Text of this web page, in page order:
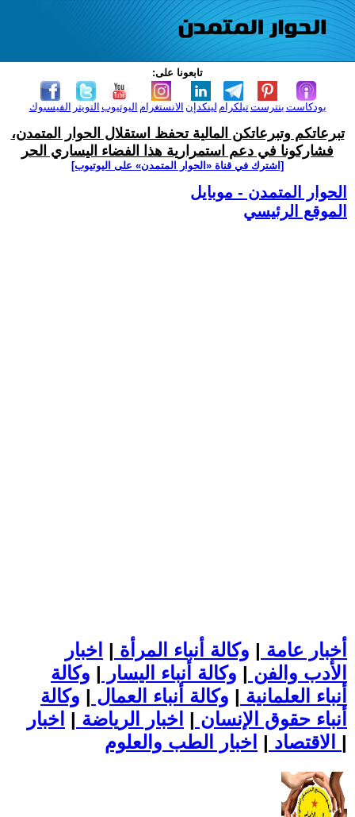
تابعونا على:
الفيسبوك التويتر اليوتيوب الانستغرام لينكدإن تيلكرامبنترست بودكاست
تبرعاتكم وتبرعاتكن المالية تحفظ استقلال الحوار المتمدن،
فشاركونا في دعم استمرارية هذا الفضاء اليساري الحر
[اشترك في قناة ‫«الحوار المتمدن» على اليوتيوب]
الحوار المتمدن - موبايل
الموقع الرئيسي
أخبار عامة | وكالة أنباء المرأة | اخبار
الأدب والفن | وكالة أنباء اليسار | وكالة
أنباء العلمانية | وكالة أنباء العمال | وكالة
أنباء حقوق الإنسان | اخبار الرياضة | اخبار
الاقتصاد | |